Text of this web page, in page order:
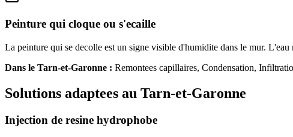
Peinture qui cloque ou s'ecaille
La peinture qui se decolle est un signe visible d'humidite dans le mur.
Dans le Tarn-et-Garonne : Remontees capillaires, Condensation,
Solutions adaptees au Tarn-et-Garonne
Injection de resine hydrophobe